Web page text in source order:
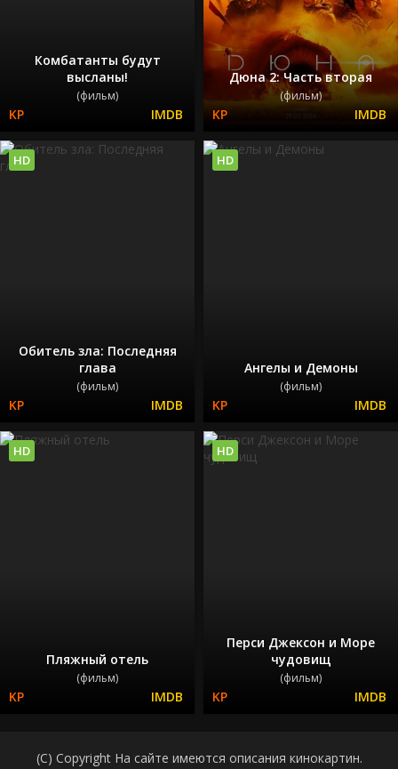
Комбатанты будут
высланы!
(фильм)
Дюна 2: Часть вторая
(фильм)
Обитель зла: Последняя
глава
(фильм)
HD
Ангелы и Демоны
(фильм)
HD
Пляжный отель
(фильм)
HD
Перси Джексон и Море
чудовищ
(фильм)
HD
(C) Copyright На сайте имеются описания кинокартин.